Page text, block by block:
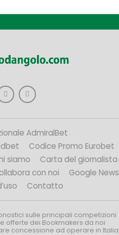
AdmiralBet
Codice Promo Eurobet
siamo
Carta del giornalista
con noi
Google News
Contatto
sulle principali competizioni
offerte dei Bookmakers da noi
concessione ad operare in Italia